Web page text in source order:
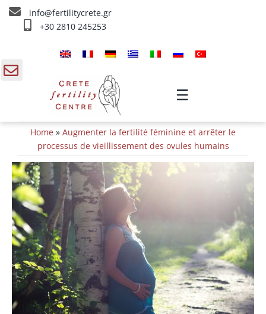
Skip
info@fertilitycrete.gr
+30 2810 245253
☰
À propos de nous
Fecondation traitements
Rajeunissement et Fertilité
IV traitements
Info
Contact
Home » Augmenter la fertilité féminine et arrêter le
processus de vieillissement des ovules humains